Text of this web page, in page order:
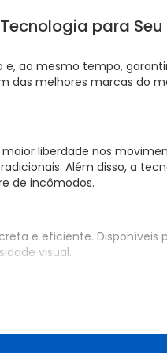
para Seu
ao mesmo tempo,
melhores marcas do
liberdade nos
Além disso, a
de incômodos.
e eficiente.
visual.
colorida, unindo estética e